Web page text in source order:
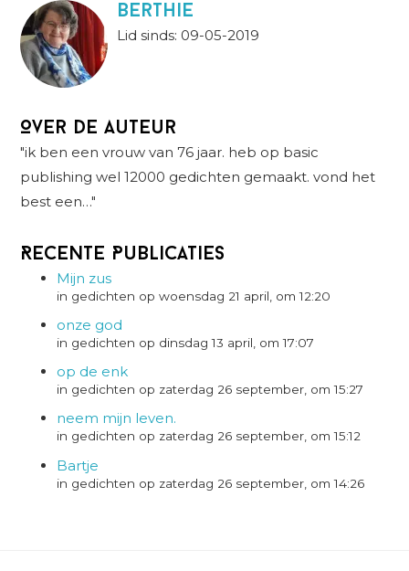
berthie
Lid sinds: 09-05-2019
Over de auteur
"ik ben een vrouw van 76 jaar. heb op basic
publishing wel 12000 gedichten gemaakt. vond het
best een…"
Recente Publicaties
Mijn zus
in gedichten op woensdag 21 april, om 12:20
onze god
in gedichten op dinsdag 13 april, om 17:07
op de enk
in gedichten op zaterdag 26 september, om 15:27
neem mijn leven.
in gedichten op zaterdag 26 september, om 15:12
Bartje
in gedichten op zaterdag 26 september, om 14:26